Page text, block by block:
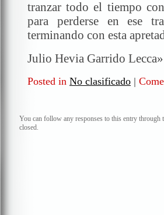
tranzar todo el tiempo
para perderse en ese
terminando con esta
Julio Hevia Garrido Lecca»
Posted in No clasificado |
You can follow any responses to this entry through
closed.